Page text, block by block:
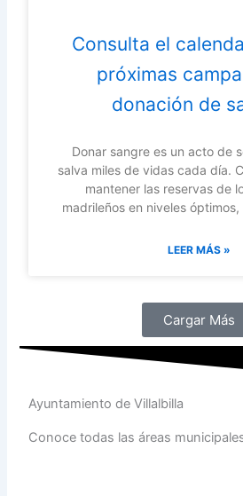
Consulta el
próximas
donación de
Donar sangre es un acto de
salva miles de vidas cada día.
mantener las reservas de
madrileños en niveles
LEER MÁS »
Cargar Más
Ayuntamiento de Villalbilla
Conoce todas las áreas